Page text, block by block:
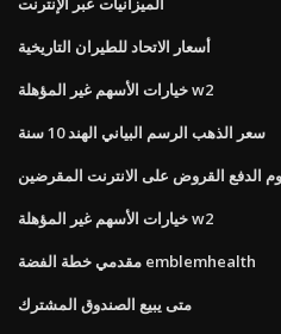
أسعار الاتحاد للطيران التاريخية
خيارات الأسهم غير المؤهلة w2
سعر الذهب الرسم البياني الهند 10 سنة
الدفع القروض على الانترنت المقرضين
خيارات الأسهم غير المؤهلة w2
مقدمي خطة الفضة emblemhealth
متى يبيع الصندوق المشترك